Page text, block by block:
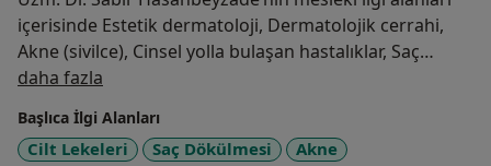
içerisinde Estetik dermatoloji, Dermatolojik cerrahi,
Akne (sivilce), Cinsel yolla bulaşan hastalıklar, Saç
dökülmesi, Seboreik dermatit (yağlı egzama), Rosacea
(gül hastalığı), Psoriasis (sedef), Saç ve Tırnak
hastalıkları, Mantar hastalıkları, Egzamalar, Siğil
(verruka) ve Nasır bulunmaktadır.
daha fazla
Başlıca İlgi Alanları
Cilt Lekeleri Saç Dökülmesi
Akne